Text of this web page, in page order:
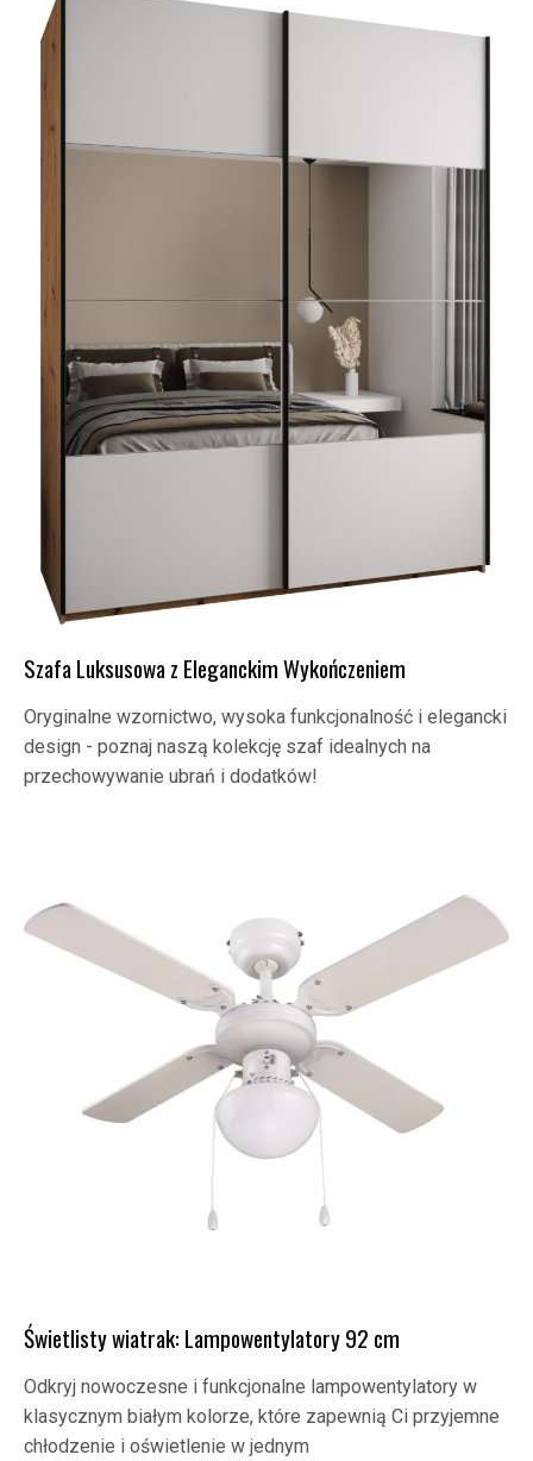
Szafa Luksusowa z Eleganckim Wykończeniem
Oryginalne wzornictwo, wysoka funkcjonalność i elegancki
design - poznaj naszą kolekcję szaf idealnych na
przechowywanie ubrań i dodatków!
Świetlisty wiatrak: Lampowentylatory 92 cm
Odkryj nowoczesne i funkcjonalne lampowentylatory w
klasycznym białym kolorze, które zapewnią Ci przyjemne
chłodzenie i oświetlenie w jednym